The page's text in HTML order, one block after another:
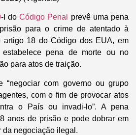
-I doCódigo Penal
prevê uma pena
para o crime de atentado à
artigo 18 do Código dos EUA, em
estabelece pena de morte ou no
para atos de traição.
“negociar com governo ou grupo
com o fim de provocar atos
o País ou invadi-lo”. A pena
anos de prisão e pode dobrar em
da negociação ilegal.